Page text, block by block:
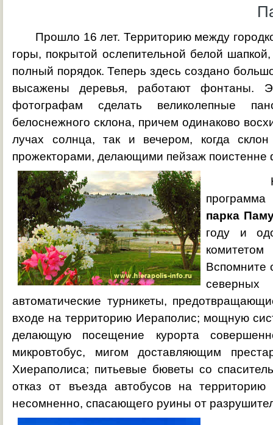
Прошло 16 лет. Территорию между
горы, покрытой ослепительной белой
полный порядок. Теперь здесь создано
высажены деревья, работают фонтаны.
фотографам сделать великолепные
белоснежного склона, причем одинаково
лучах солнца, так и вечером, когда
прожекторами, делающими пейзаж поистенне
Надо
парка
году и
Вспомните
автоматические турникеты,
входе на территорию Иераполис; мощную
делающую посещение курорта
микровтобус, мигом доставляющим
Хиераполиса; питьевые бюветы со
отказ от въезда автобусов на территорию
несомненно, спасающего руины от